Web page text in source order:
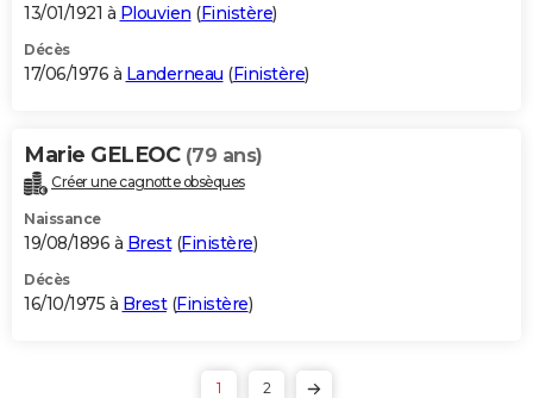
13/01/1921 à Plouvien (Finistère)
Décès
17/06/1976 à Landerneau (Finistère)
Marie GELEOC (79 ans)
Créer une cagnotte obsèques
Naissance
19/08/1896 à Brest(Finistère)
Décès
16/10/1975 à Brest(Finistère)
1 2